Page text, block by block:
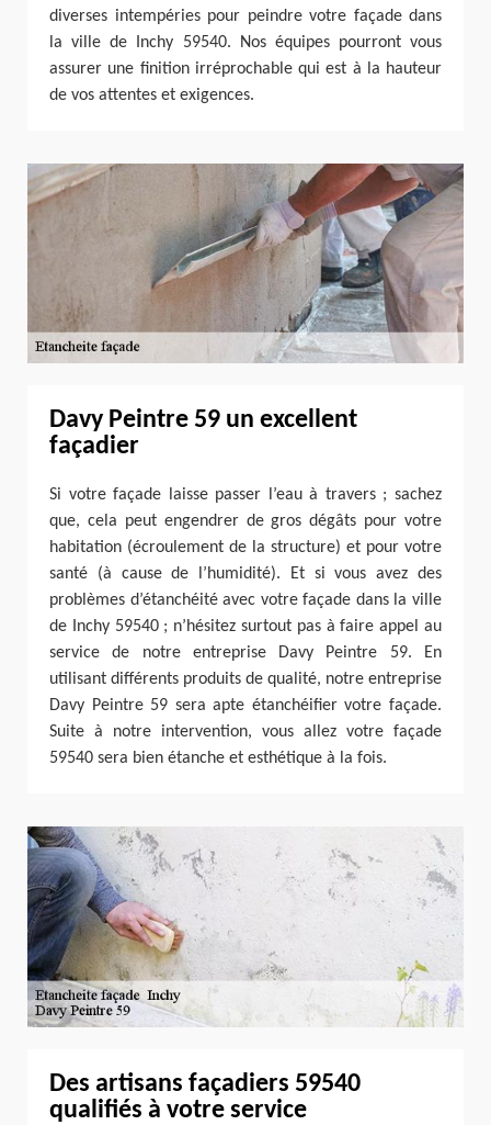
diverses intempéries pour peindre votre façade dans
la ville de Inchy 59540. Nos équipes pourront vous
assurer une finition irréprochable qui est à la hauteur
de vos attentes et exigences.
Davy Peintre 59 un excellent
façadier
Si votre façade laisse passer l’eau à travers ; sachez
que, cela peut engendrer de gros dégâts pour votre
habitation (écroulement de la structure) et pour votre
santé (à cause de l’humidité). Et si vous avez des
problèmes d’étanchéité avec votre façade dans la ville
de Inchy 59540 ; n’hésitez surtout pas à faire appel au
service de notre entreprise Davy Peintre 59. En
utilisant différents produits de qualité, notre entreprise
Davy Peintre 59 sera apte étanchéifier votre façade.
Suite à notre intervention, vous allez votre façade
59540 sera bien étanche et esthétique à la fois.
Des artisans façadiers 59540
qualifiés à votre service